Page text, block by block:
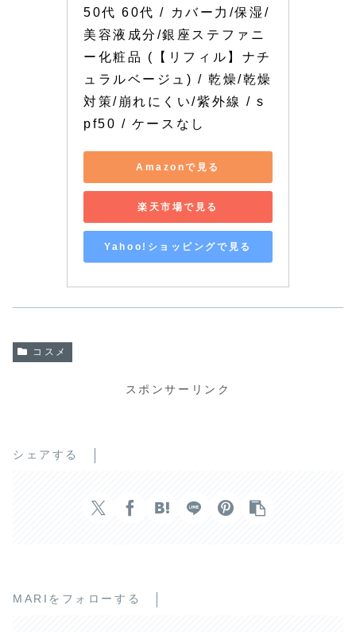
50代 60代 / カバー力/保湿/
美容液成分/銀座ステファニ
ー化粧品 (【リフィル】ナチ
ュラルベージュ) / 乾燥/乾燥
対策/崩れにくい/紫外線 / s
pf50 / ケースなし
Amazonで見る
楽天市場で見る
Yahoo!ショッピングで見る
コスメ
スポンサーリンク
シェアする
MARIをフォローする